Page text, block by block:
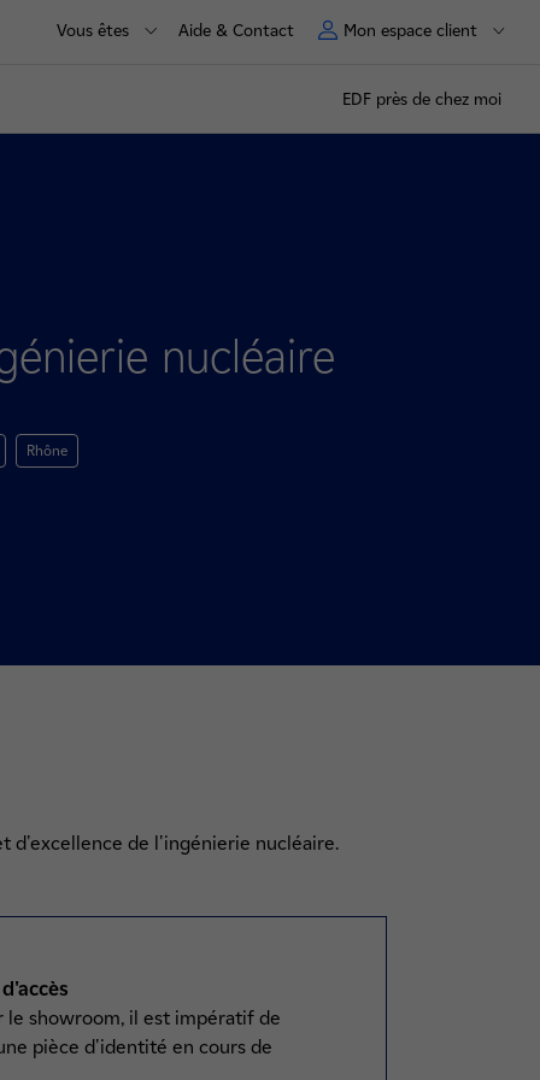
Vous êtes Aide & Contact Mon espace client
EDF près de chez moi
nucléaire
Rhône
d'excellence de l'ingénierie nucléaire.
le showroom, il est impératif de
pièce d'identité en cours de